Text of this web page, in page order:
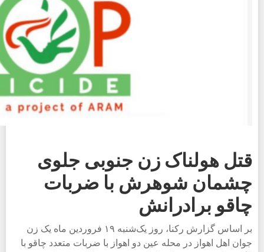
قتل هولناک زن جنوبی جلوی
چشمان شوهرش با ضربات
چاقو برادرانش
بر اساس گزارش رکنا، روز یک‌شنبه ۱۹ فروردین ماه یک زن
جوان اهل اهواز در محله عین دو اهواز با ضربات متعدد چاقو با